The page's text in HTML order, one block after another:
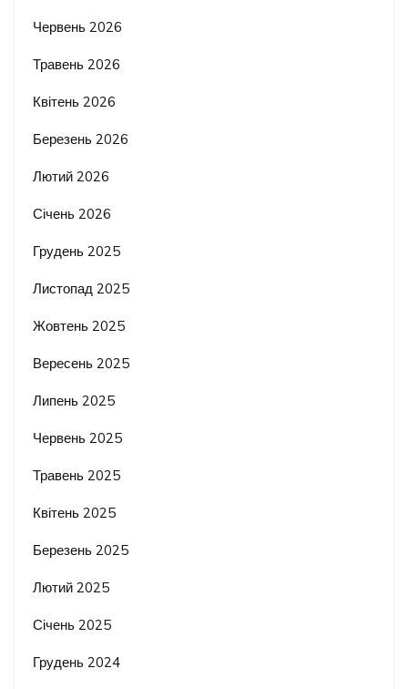
Червень 2026
Травень 2026
Квітень 2026
Березень 2026
Лютий 2026
Січень 2026
Грудень 2025
Листопад 2025
Жовтень 2025
Вересень 2025
Липень 2025
Червень 2025
Травень 2025
Квітень 2025
Березень 2025
Лютий 2025
Січень 2025
Грудень 2024